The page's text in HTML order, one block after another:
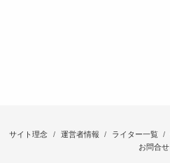
サイト理念 運営者情報 ライター一覧
お問合せ